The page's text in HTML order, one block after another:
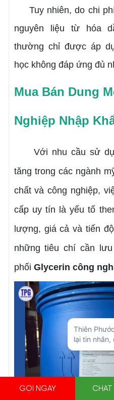
Tuy nhiên, do chi phí
nguyên liệu từ hóa
thường chỉ được áp
học không đáp ứng đủ
Mua Bán Dung
Nghiệp Nhập
Với nhu cầu sử
tăng trong các ngành
chất và công nghiệp,
cấp uy tín là yếu tố
lượng, giá cả và tiến
những tiêu chí cần
phối Glycerin công
GỌI NGAY CHAT